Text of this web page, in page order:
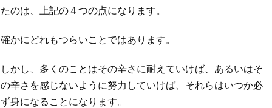
たのは、上記の４つの点になります。
確かにどれもつらいことではあります。
しかし、多くのことはその辛さに耐えていけば、あるいはそ
の辛さを感じないように努力していけば、それらはいつか必
ず身になることになります。